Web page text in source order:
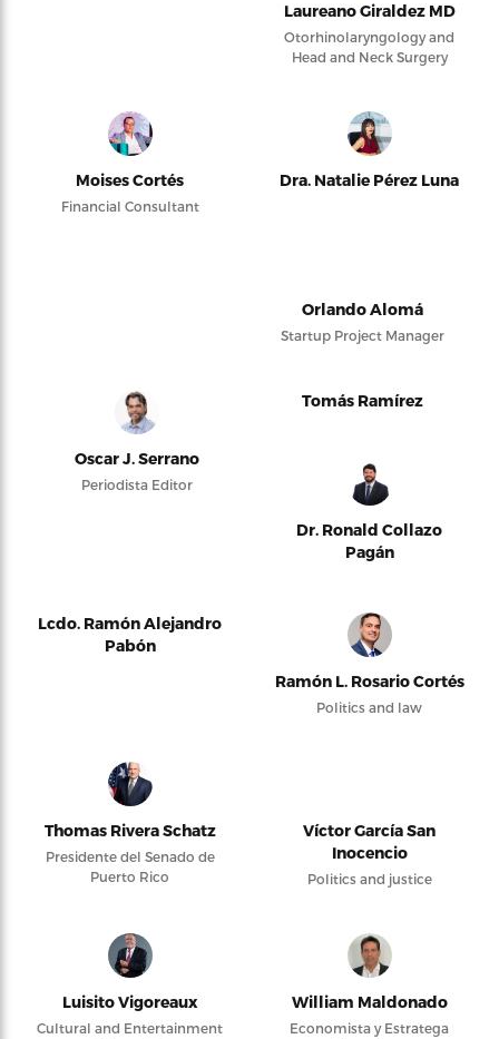
Laureano Giraldez MD
Otorhinolaryngology and
Head and Neck Surgery
Moises Cortés
Financial Consultant
Dra. Natalie Pérez Luna
Orlando Alomá
Startup Project Manager
Oscar J. Serrano
Periodista Editor
Tomás Ramírez
Dr. Ronald Collazo
Pagán
Lcdo. Ramón Alejandro
Pabón
Ramón L. Rosario Cortés
Politics and law
Thomas Rivera Schatz
Presidente del Senado de
Puerto Rico
Víctor García San
Inocencio
Politics and justice
Luisito Vigoreaux
Cultural and Entertainment
William Maldonado
Economista y Estratega